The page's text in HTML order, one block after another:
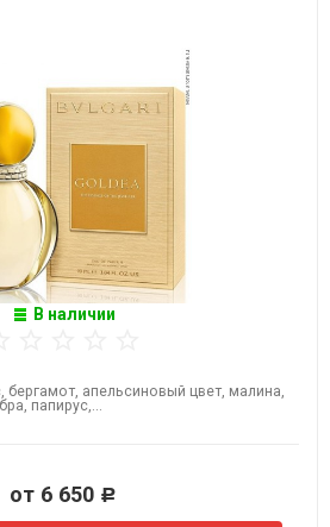
В наличии
бергамот, апельсиновый цвет, малина,
папирус,...
от 6 650 Р